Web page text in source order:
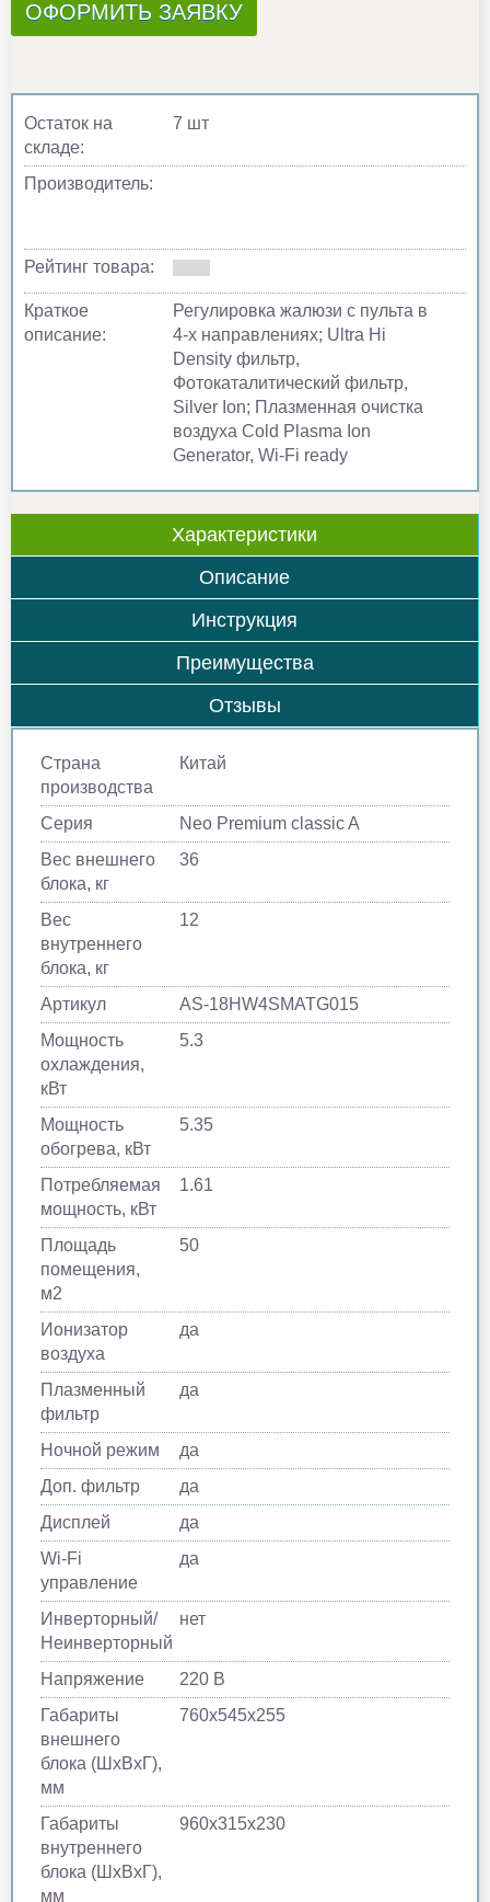
ОФОРМИТЬ ЗАЯВКУ
Остаток на
складе:
7 шт
Производитель:
Рейтинг товара:
Краткое
описание:
Регулировка жалюзи с пульта в
4-х направлениях; Ultra Hi
Density фильтр,
Фотокаталитический фильтр,
Silver Ion; Плазменная очистка
воздуха Cold Plasma Ion
Generator, Wi-Fi ready
Характеристики
Описание
Инструкция
Преимущества
Отзывы
Страна
производства
Китай
Серия
Neo Premium classic A
Вес внешнего
блока, кг
36
Вес
внутреннего
блока, кг
12
Артикул
AS-18HW4SMATG015
Мощность
охлаждения,
кВт
5.3
Мощность
обогрева, кВт
5.35
Потребляемая
мощность, кВт
1.61
Площадь
помещения,
м2
50
Ионизатор
воздуха
да
Плазменный
фильтр
да
Ночной режим
да
Доп. фильтр
да
Дисплей
да
Wi-Fi
управление
да
Инверторный/
Неинверторный
нет
Напряжение
220 В
Габариты
внешнего
блока (ШхВхГ),
мм
760х545х255
Габариты
внутреннего
блока (ШхВхГ),
мм
960х315х230